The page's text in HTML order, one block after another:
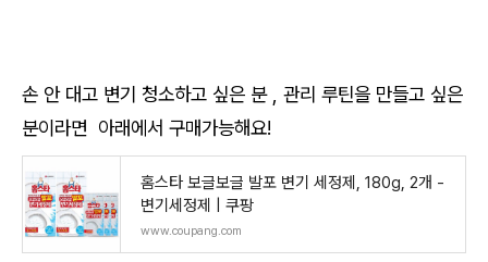
손 안 대고 변기 청소하고 싶은 분 , 관리 루틴을 만들고 싶은
분이라면 아래에서 구매가능해요!
홈스타 보글보글 발포 변기 세정제, 180g, 2개 -
변기세정제 | 쿠팡
www.coupang.com